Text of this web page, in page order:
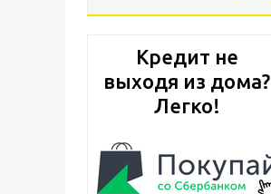
Кредит не
выходя из дома?
Легко!